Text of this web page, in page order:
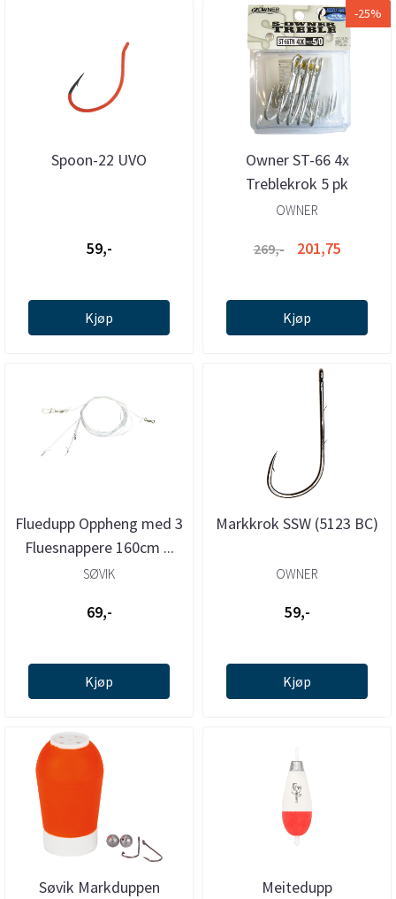
Spoon-22 UVO
59,-
Kjøp
-25%
Owner ST-66 4x
Treblekrok 5 pk
OWNER
269,- 201,75
Kjøp
Fluedupp Oppheng med 3
Fluesnappere 160cm ...
SØVIK
69,-
Kjøp
Markkrok SSW (5123 BC)
OWNER
59,-
Kjøp
Søvik Markduppen Meitedupp